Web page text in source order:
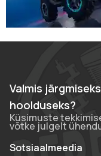
Valmis järgmiseks
hoolduseks?
Küsimuste
võtke julgelt
Sotsiaalmeedia